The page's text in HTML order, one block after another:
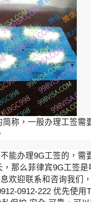
称，一般办理工签需
能办理9G工签的，
那么菲律宾9G工签
欢迎联系和咨询我们
0912-222 优先使